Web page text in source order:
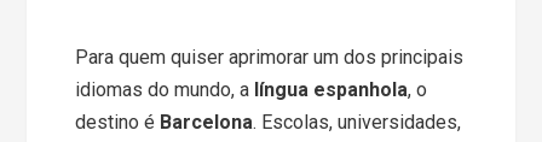
Para quem quiser aprimorar um dos principais
idiomas do mundo, a língua espanhola, o
destino é Barcelona. Escolas, universidades,